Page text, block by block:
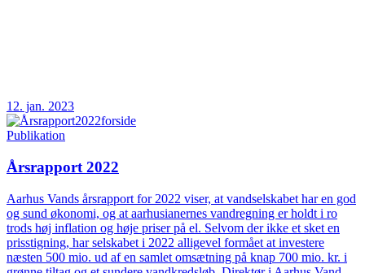
12. jan. 2023
Publikation
Årsrapport 2022
Aarhus Vands årsrapport for 2022 viser, at vandselskabet har en god
og sund økonomi, og at aarhusianernes vandregning er holdt i ro
trods høj inflation og høje priser på el. Selvom der ikke et sket en
prisstigning, har selskabet i 2022 alligevel formået at investere
næsten 500 mio. ud af en samlet omsætning på knap 700 mio. kr. i